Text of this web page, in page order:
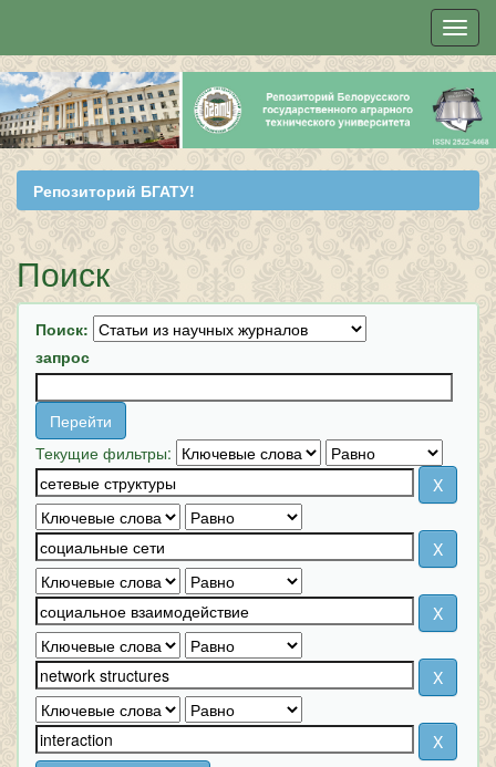
Skip
navigation
Репозиторий БГАТУ!
Поиск
Поиск:
запрос
Текущие фильтры: